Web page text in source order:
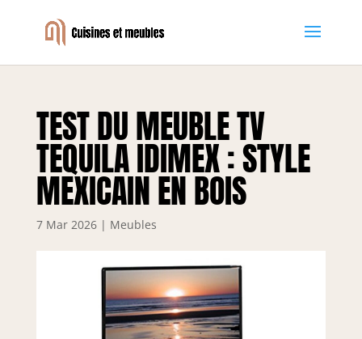
TEST DU MEUBLE TV
TEQUILA IDIMEX : STYLE
MEXICAIN EN BOIS
7 Mar 2026| Meubles